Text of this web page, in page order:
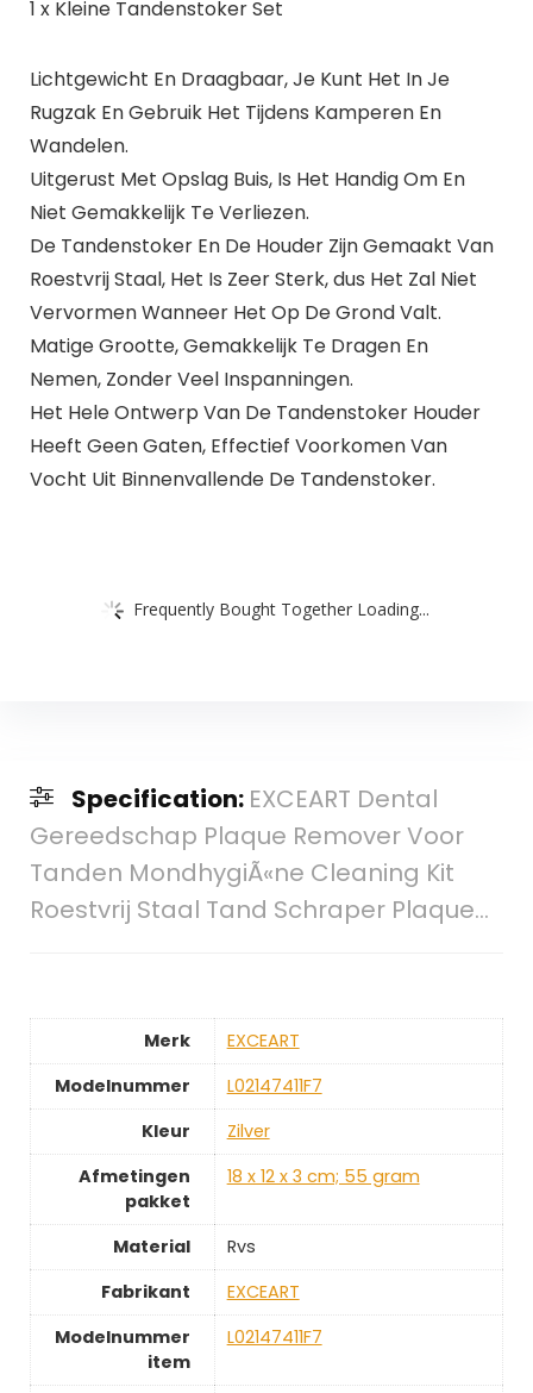
1 x Kleine Tandenstoker Set
Lichtgewicht En Draagbaar, Je Kunt Het In Je
Rugzak En Gebruik Het Tijdens Kamperen En
Wandelen.
Uitgerust Met Opslag Buis, Is Het Handig Om En
Niet Gemakkelijk Te Verliezen.
De Tandenstoker En De Houder Zijn Gemaakt Van
Roestvrij Staal, Het Is Zeer Sterk, dus Het Zal Niet
Vervormen Wanneer Het Op De Grond Valt.
Matige Grootte, Gemakkelijk Te Dragen En
Nemen, Zonder Veel Inspanningen.
Het Hele Ontwerp Van De Tandenstoker Houder
Heeft Geen Gaten, Effectief Voorkomen Van
Vocht Uit Binnenvallende De Tandenstoker.
Frequently Bought Together Loading...
Specification: EXCEART Dental
Gereedschap Plaque Remover Voor
Tanden MondhygiÃ«ne Cleaning Kit
Roestvrij Staal Tand Schraper Plaque…
Merk
‎EXCEART
Modelnummer
‎L02147411F7
Kleur
‎Zilver
Afmetingen
pakket
‎18 x 12 x 3 cm; 55 gram
Material
‎Rvs
Fabrikant
‎EXCEART
Modelnummer
item
‎L02147411F7